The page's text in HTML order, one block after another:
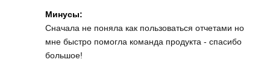
Минусы:
Сначала не поняла как пользоваться отчетами но
мне быстро помогла команда продукта - спасибо
большое!